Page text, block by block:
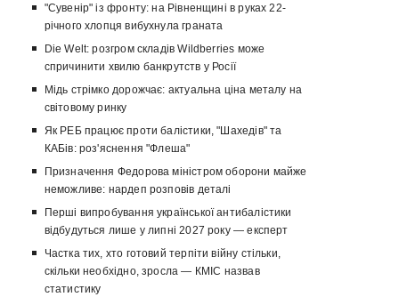
"Сувенір" із фронту: на Рівненщині в руках 22-
річного хлопця вибухнула граната
Die Welt: розгром складів Wildberries може
спричинити хвилю банкрутств у Росії
Мідь стрімко дорожчає: актуальна ціна металу на
світовому ринку
Як РЕБ працює проти балістики, "Шахедів" та
КАБів: роз'яснення "Флеша"
Призначення Федорова міністром оборони майже
неможливе: нардеп розповів деталі
Перші випробування української антибалістики
відбудуться лише у липні 2027 року — експерт
Частка тих, хто готовий терпіти війну стільки,
скільки необхідно, зросла — КМІС назвав
статистику